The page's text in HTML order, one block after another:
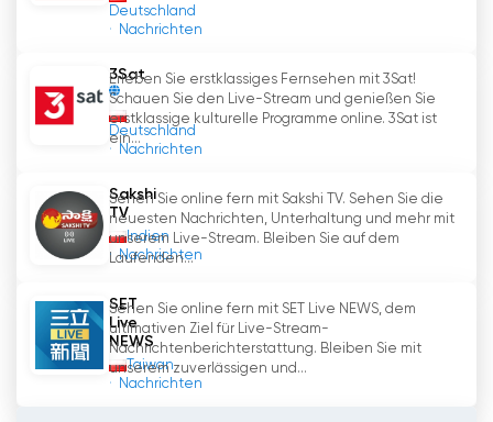
Deutschland
Nachrichten
3Sat
Deutschland
Nachrichten
Erleben Sie erstklassiges Fernsehen mit 3Sat!
Schauen Sie den Live-Stream und genießen Sie
erstklassige kulturelle Programme online. 3Sat ist
ein...
Sakshi
TV
Indien
Nachrichten
Sehen Sie online fern mit Sakshi TV. Sehen Sie die
neuesten Nachrichten, Unterhaltung und mehr mit
unserem Live-Stream. Bleiben Sie auf dem
Laufenden...
SET
Live
NEWS
Taiwan
Nachrichten
Sehen Sie online fern mit SET Live NEWS, dem
ultimativen Ziel für Live-Stream-
Nachrichtenberichterstattung. Bleiben Sie mit
unserem zuverlässigen und...